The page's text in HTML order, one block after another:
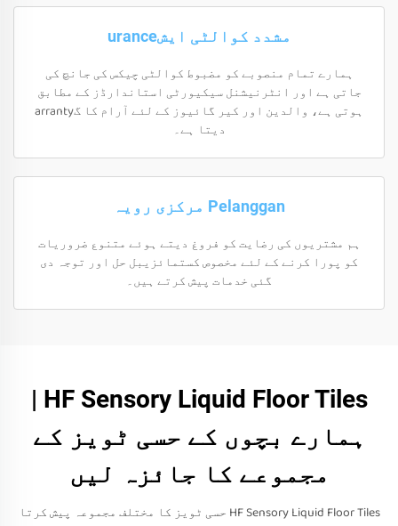
مشدد کوالٹی ایشurance
ہمارے تمام منصوبے کو مضبوط کوالٹی چیکس کی جانچ کی
جاتی ہے اور انٹرنیشنل سیکیورٹی استاندارڈز کے مطابق
ہوتی ہے، والدین اور کیر گائیوز کے لئے آرام کا گarranty
دیتا ہے۔
Pelanggan مرکزی رویہ
ہم مشتریوں کی رضایت کو فروغ دیتے ہوئے متنوع ضروریات
کو پورا کرنے کے لئے مخصوص کستمائزیبل حل اور توجہ دی
گئی خدمات پیش کرتے ہیں۔
HF Sensory Liquid Floor Tiles |
ہمارے بچوں کے حسی ٹویز کے
مجموعے کا جائزہ لیں
HF Sensory Liquid Floor Tiles حسی ٹویز کا مختلف مجموعہ پیش کرتا